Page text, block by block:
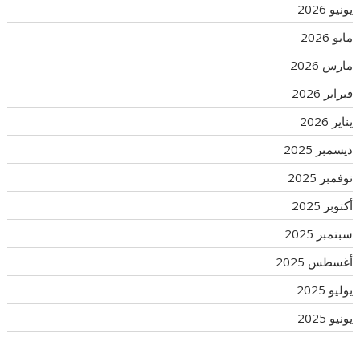
يونيو 2026
مايو 2026
مارس 2026
فبراير 2026
يناير 2026
ديسمبر 2025
نوفمبر 2025
أكتوبر 2025
سبتمبر 2025
أغسطس 2025
يوليو 2025
يونيو 2025